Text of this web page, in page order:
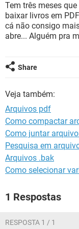
INSTAGRAM
GUIA DE COMPRAS
OUTLOOK
INSTAGRAM
Tem três meses
baixar livros em
cá não consigo
abre... Alguém pra
Share
Veja também:
Arquivos pdf
Como compactar
Como juntar
Pesquisa em
Arquivos .bak
Como selecionar
1 Respostas
RESPOSTA 1 / 1